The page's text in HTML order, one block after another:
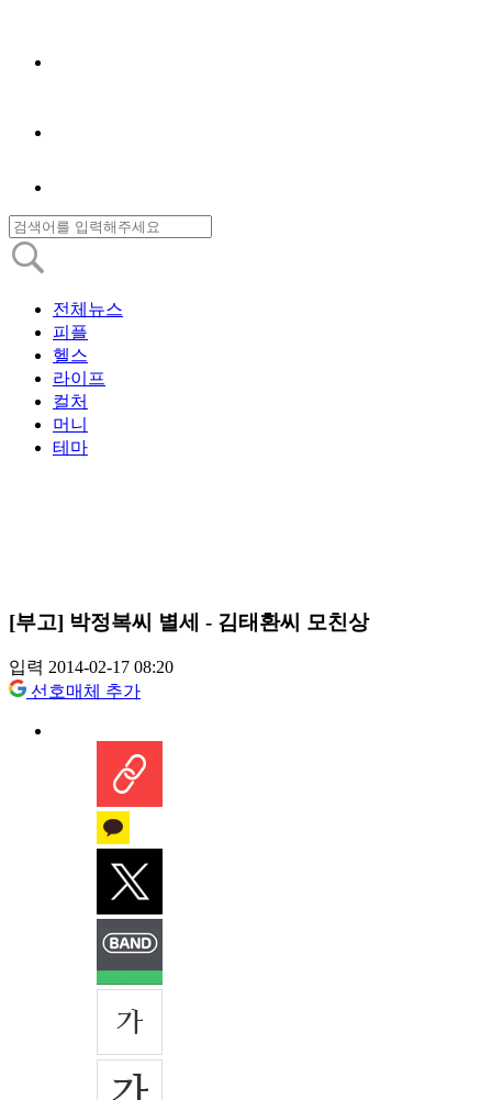
전체뉴스
피플
헬스
라이프
컬처
머니
테마
[부고] 박정복씨 별세 - 김태환씨 모친상
입력 2014-02-17 08:20
선호매체 추가